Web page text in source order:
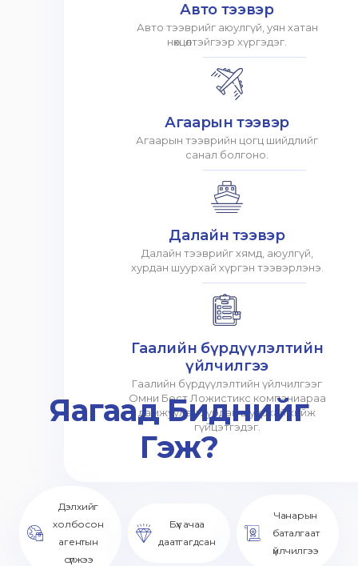
Авто тээвэр
Авто тээврийг аюулгүй, уян хатан
нөхцөлтэйгээр хүргэдэг.
Агаарын тээвэр
Агаарын тээврийн цогц шийдлийг
санал болгоно.
Далайн тээвэр
Далайн тээврийг хямд, аюулгүй,
хурдан шуурхай хүргэн тээвэрлэнэ.
Гаалийн бүрдүүлэлтийн
үйлчилгээ
Гаалийн бүрдүүлэлтийн үйлчилгээг
Омни Бест Ложистикс компаниараа
дамжуулан хурдан шуурхай хийж
гүйцэтгэдэг.
Яагаад Биднийг
Гэж?
Дэлхийг
холбосон
агентын
сүлжээ
Бүх ачаа
даатгагдсан
Чанарын
баталгаат
үйлчилгээ